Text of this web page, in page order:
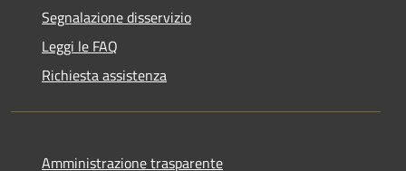
Segnalazione disservizio
Leggi le FAQ
Richiesta assistenza
Amministrazione trasparente